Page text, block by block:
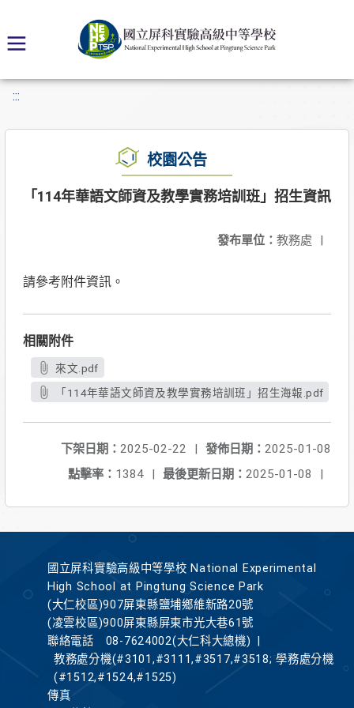
:::
校園公告
「114年華語文師資及教學實務培訓班」招生資訊
發布單位： 教務處 |
請參考附件資訊。
相關附件
來文.pdf
「114年華語文師資及教學實務培訓班」招生海報.pdf
發佈日期： 2025-01-08
下架日期： 2025-02-22
|
最後更新日期： 2025-01-08 |
點擊率： 1384 |
國立屏科實驗高級中等學校 National Experimental
High School at Pingtung Science Park
(大仁校區)907屏東縣鹽埔鄉維新路20號
(凌雲校區)900屏東縣屏東市光大巷61號
聯絡電話
08-7624002(大仁科大總機)
教務處分機(#3101,#3111,#3517,#3518; 學務處分機
(#1512,#1524,#1525)
傳真